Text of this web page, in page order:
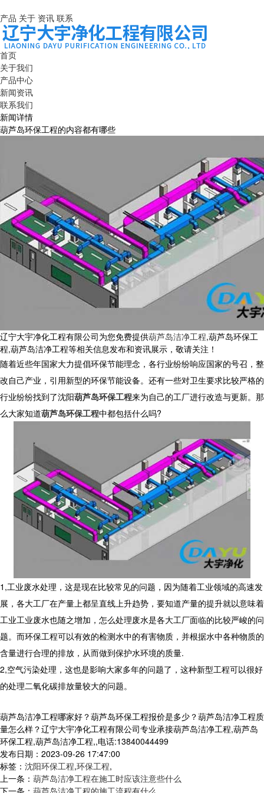
产品 关于 资讯 联系
首页
关于我们
产品中心
新闻资讯
联系我们
新闻详情
葫芦岛环保工程的内容都有哪些
辽宁大宇净化工程有限公司为您免费提供葫芦岛洁净工程,葫芦岛环保工
程,葫芦岛洁净工程等相关信息发布和资讯展示，敬请关注！
随着近些年国家大力提倡环保节能理念，各行业纷纷响应国家的号召，整
改自己产业，引用新型的环保节能设备。还有一些对卫生要求比较严格的
行业纷纷找到了沈阳葫芦岛环保工程来为自己的工厂进行改造与更新。那
么大家知道葫芦岛环保工程中都包括什么吗?
1,工业废水处理，这是现在比较常见的问题，因为随着工业领域的高速发
展，各大工厂在产量上都呈直线上升趋势，要知道产量的提升就以意味着
工业工业废水也随之增加，怎么处理废水是各大工厂面临的比较严峻的问
题。而环保工程可以有效的检测水中的有害物质，并根据水中各种物质的
含量进行合理的排放，从而做到保护水环境的质量.
2,空气污染处理，这也是影响大家多年的问题了，这种新型工程可以很好
的处理二氧化碳排放量较大的问题。
葫芦岛洁净工程哪家好？葫芦岛环保工程报价是多少？葫芦岛洁净工程质
量怎么样？辽宁大宇净化工程有限公司专业承接葫芦岛洁净工程,葫芦岛
环保工程,葫芦岛洁净工程,,电话:13840044499
发布日期：2023-09-26 17:47:00
标签： 沈阳环保工程,环保工程,
上一条： 葫芦岛洁净工程在施工时应该注意些什么
下一条： 葫芦岛洁净工程的施工流程有什么